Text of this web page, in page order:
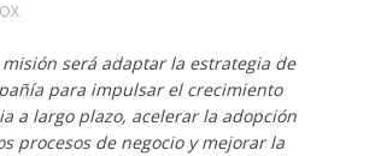
será adaptar la estrategia de
para impulsar el crecimiento
a largo plazo, acelerar la adopción
procesos de negocio y mejorar la